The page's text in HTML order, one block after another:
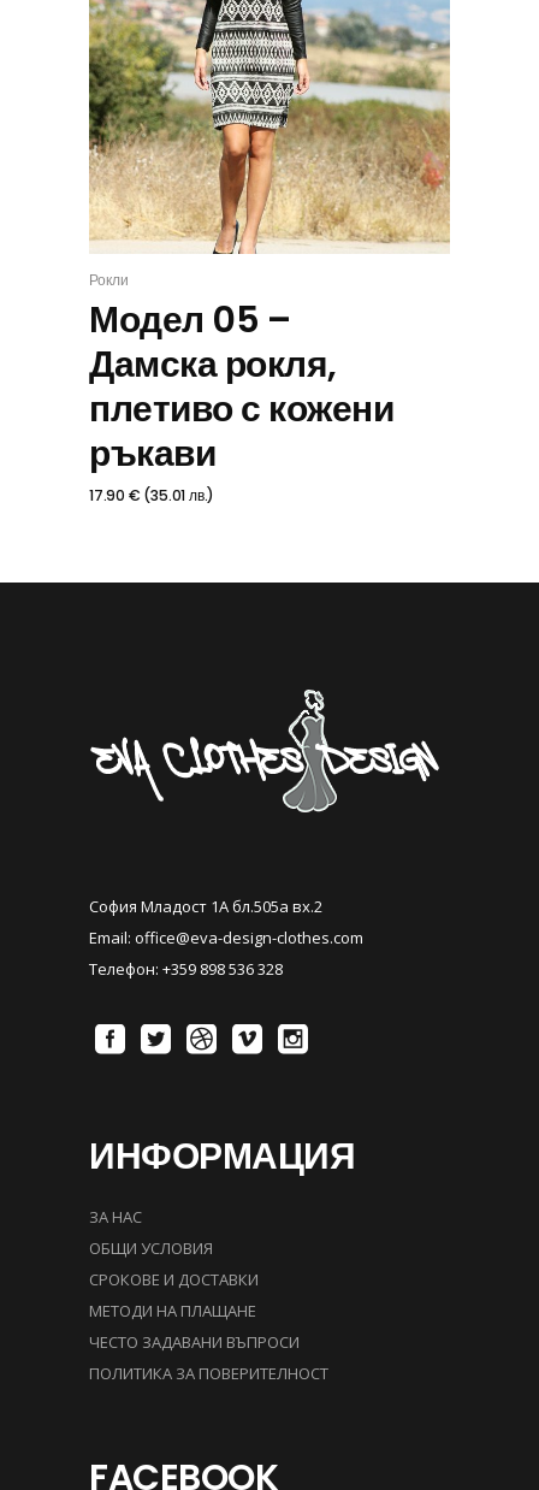
ИЗБЕРИ
Рокли
Модел 05 –
Дамска рокля,
плетиво с кожени
ръкави
17.90 € (35.01лв.)
София Младост 1А бл.505а вх.2
Email: office@eva-design-clothes.com
Телефон: +359 898 536 328
ИНФОРМАЦИЯ
ЗА НАС
ОБЩИ УСЛОВИЯ
СРОКОВЕ И ДОСТАВКИ
МЕТОДИ НА ПЛАЩАНЕ
ЧЕСТО ЗАДАВАНИ ВЪПРОСИ
ПОЛИТИКА ЗА ПОВЕРИТЕЛНОСТ
FACEBOOK